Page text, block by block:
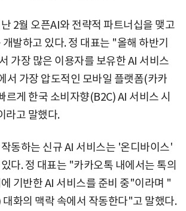
2월 오픈AI와 전략적 파트너십을 맺고
발하고 있다. 정 대표는 "올해 하반기
가장 많은 이용자를 보유한 AI 서비스
서 가장 압도적인 모바일 플랫폼(카카
르게 한국 소비자향(B2C) AI 서비스 시
라고 말했다.
동하는 신규 AI 서비스는 '온디바이스'
다. 정 대표는 "카카오톡 내에서는 톡의
기반한 AI 서비스를 준비 중"이라며 "
대화의 맥락 속에서 작동한다"고 말했다.